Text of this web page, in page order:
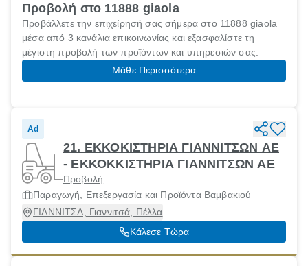
Προβολή στο 11888 giaola
Προβάλλετε την επιχείρησή σας σήμερα στο 11888 giaola
μέσα από 3 κανάλια επικοινωνίας και εξασφαλίστε τη
μέγιστη προβολή των προϊόντων και υπηρεσιών σας.
Μάθε Περισσότερα
Ad
21. ΕΚΚΟΚΙΣΤΗΡΙΑ ΓΙΑΝΝΙΤΣΩΝ ΑΕ
- ΕΚΚΟΚΚΙΣΤΗΡΙΑ ΓΙΑΝΝΙΤΣΩΝ ΑΕ
Προβολή
Παραγωγή, Επεξεργασία και Προϊόντα Βαμβακιού
ΓΙΑΝΝΙΤΣΑ, Γιαννιτσά, Πέλλα
Κάλεσε Τώρα